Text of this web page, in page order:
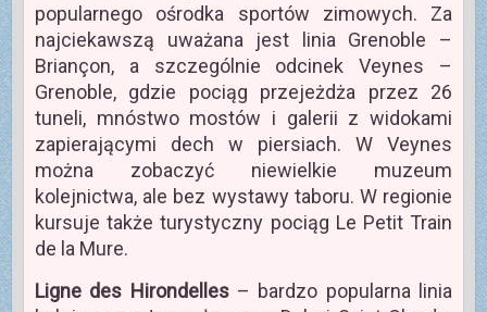
popularnego ośrodka sportów zimowych. Za
najciekawszą uważana jest linia Grenoble –
Briançon, a szczególnie odcinek Veynes –
Grenoble, gdzie pociąg przejeżdża przez 26
tuneli, mnóstwo mostów i galerii z widokami
zapierającymi dech w piersiach. W Veynes
można zobaczyć niewielkie muzeum
kolejnictwa, ale bez wystawy taboru. W regionie
kursuje także turystyczny pociąg Le Petit Train
de la Mure.
Ligne des Hirondelles– bardzo popularna linia